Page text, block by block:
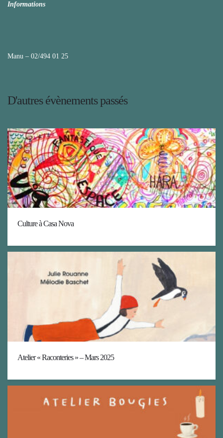
Informations
Manu – 02/494 01 25
D'autres évènements passés
Culture à Casa Nova
Atelier « Raconteries » – Mars 2025